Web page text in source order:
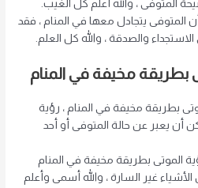
المتوفى ، والله أعلم كل الغيب.
أن المتوفى يتجادل معها في المنام ، فقد
والصدقة ، والله كل العلم.
بطريقة مخيفة في المنام
بطريقة مخيفة في المنام ، رؤية
أن يعبر عن حالة المتوفى أو أحد
الموتى بطريقة مخيفة في المنام
غير السارة ، والله أسمى وأعلم